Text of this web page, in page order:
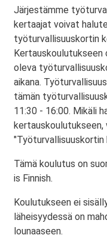
Järjestämme
kertaajat voivat
työturvallisuuskortin
Kertauskoulutukseen
oleva
aikana.
tämän
11:30 - 16:00. Mikäli
kertauskoulutukseen,
"Työturvallisuuskortin
Tämä koulutus on
is Finnish.
Koulutukseen ei
läheisyydessä on
lounaaseen.